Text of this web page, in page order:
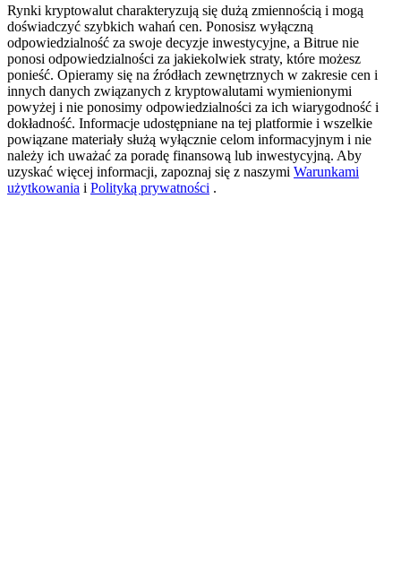
USDT New User Exclusive 10% APR
USDT Flexible Staking | Daily Rewards
New Listing Futures Fest
Trade New Futures, Win 200,000 USDT
Rynki kryptowalut charakteryzują się dużą zmiennością i mogą
doświadczyć szybkich wahań cen. Ponosisz wyłączną
odpowiedzialność za swoje decyzje inwestycyjne, a Bitrue nie
ponosi odpowiedzialności za jakiekolwiek straty, które możesz
ponieść. Opieramy się na źródłach zewnętrznych w zakresie cen i
innych danych związanych z kryptowalutami wymienionymi
powyżej i nie ponosimy odpowiedzialności za ich wiarygodność i
dokładność. Informacje udostępniane na tej platformie i wszelkie
powiązane materiały służą wyłącznie celom informacyjnym i nie
należy ich uważać za poradę finansową lub inwestycyjną. Aby
uzyskać więcej informacji, zapoznaj się z naszymi Warunkami
użytkowania i Polityką prywatności .